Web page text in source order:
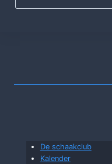
naar:
De schaakclub
Kalender